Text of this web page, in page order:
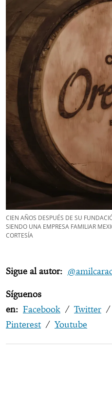
CIEN AÑOS DESPUÉS DE SU
SIENDO UNA EMPRESA FAMILIAR
CORTESÍA
Sigue al autor:
Síguenos
en: Facebook / Twitter /
Pinterest / Youtube